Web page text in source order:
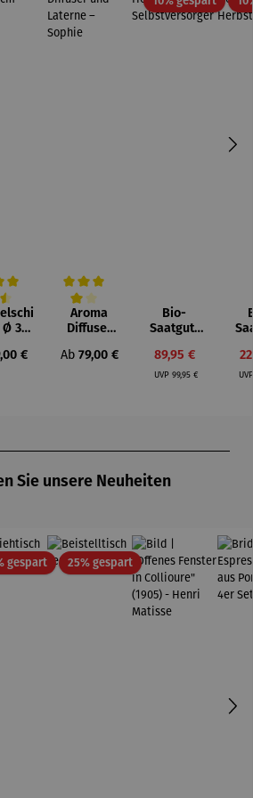
Bewertung von 4.5 von 5 Sternen
300
Preis:
€
Durchschnittliche Bewertung von 4
Aroma
Diffuser
Laterne –
Regulärer Preis:
Ab 79,00 €
Bio-
Saatgut-
-
Selbstvers
Verkaufspreis:
89,95 €
UVPRegulärer Preis:
99,95 €
-
Sie unsere Neuheiten
gespartRabatt25% gespartRabatt